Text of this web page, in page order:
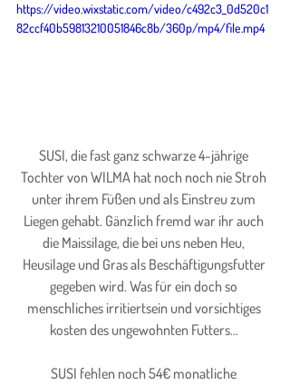
https://video.wixstatic.com/video/c492c3_0d520c1
82ccf40b59813210051846c8b/360p/mp4/file.mp4
SUSI, die fast ganz schwarze 4-jährige
Tochter von WILMA hat noch noch nie Stroh
unter ihrem Füßen und als Einstreu zum
Liegen gehabt. Gänzlich fremd war ihr auch
die Maissilage, die bei uns neben Heu,
Heusilage und Gras als Beschäftigungsfutter
gegeben wird. Was für ein doch so
menschliches irritiertsein und vorsichtiges
kosten des ungewohnten Futters...
SUSI fehlen noch 54€ monatliche